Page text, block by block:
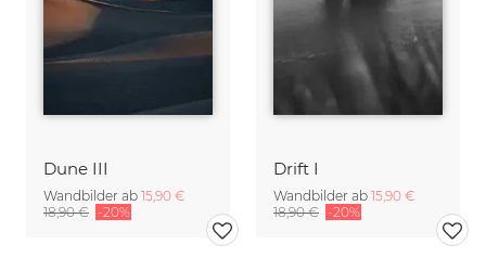
Dune III
Wandbilder ab 15,90 €
18,90 € -20%
Drift I
Wandbilder ab 15,90 €
18,90 € -20%